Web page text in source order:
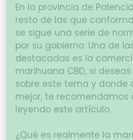
En la provincia de
resto de las que
se sigue una serie de
por su gobierno. Una de
destacadas es la
marihuana CBD, si
sobre este tema y donde
mejor, te recomendamos
leyendo este artículo.
¿Qué es realmente la